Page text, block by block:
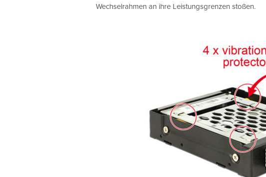
Wechselrahmen an ihre Leistungsgrenzen stoßen.